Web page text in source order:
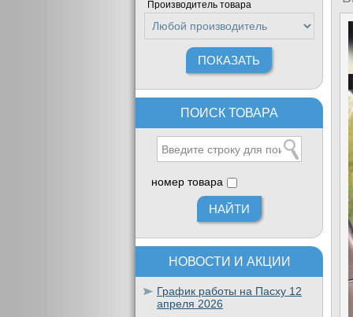
Производитель товара
ПОИСК ТОВАРА
номер товара
НОВОСТИ И АКЦИИ
График работы на Пасху 12
апреля 2026